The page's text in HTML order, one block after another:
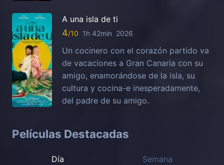
A una isla de ti
4 1h 42min 2026
Un cocinero con el corazón partido va
de vacaciones a Gran Canaria con su
amigo, enamorándose de la isla, su
cultura y cocina-e inesperadamente,
del padre de su amigo.
Películas Destacadas
Día Semana